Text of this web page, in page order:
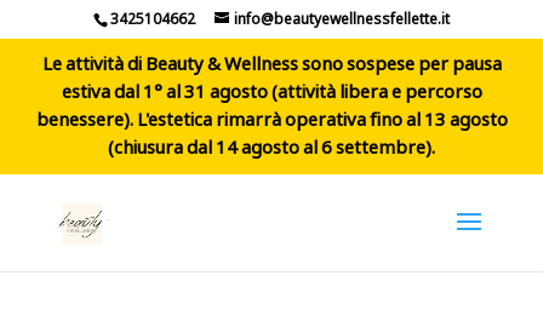
3425104662 info@beautyewellnessfellette.it
Le attività di Beauty & Wellness sono sospese per pausa
estiva dal 1° al 31 agosto (attività libera e percorso
benessere). L'estetica rimarrà operativa fino al 13 agosto
(chiusura dal 14 agosto al 6 settembre).